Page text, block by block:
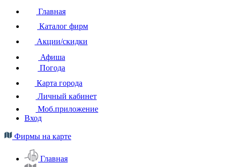
Главная
Каталог фирм
Акции/скидки
Афиша
Погода
Карта города
Личный кабинет
Моб.приложение
Вход
Фирмы на карте
Главная